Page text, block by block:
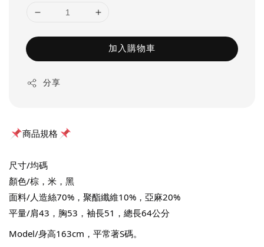
加入購物車
分享
商品規格
尺寸/均碼
顏色/棕，米，黑
面料/人造絲70%，聚酯纖維10%，亞麻20%
平量/肩43，胸53，袖長51，總長64公分
Model/身高163cm，平常著S碼。